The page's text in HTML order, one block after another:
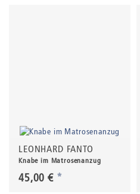
LEONHARD FANTO
Knabe im Matrosenanzug
45,00 € *